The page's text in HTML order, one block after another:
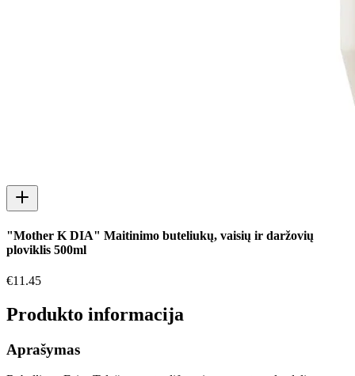
"Mother K DIA" Maitinimo buteliukų, vaisių ir daržovių
ploviklis 500ml
€11.45
Produkto informacija
Aprašymas